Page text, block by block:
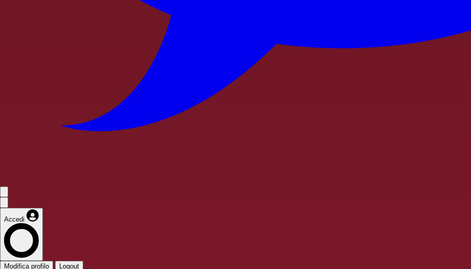
Accedi
Modifica profilo Logout